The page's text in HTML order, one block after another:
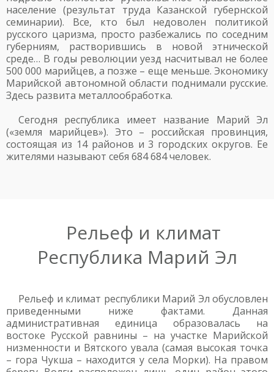
население (результат труда Казанской губернской
семинарии). Все, кто был недоволен политикой
русского царизма, просто разбежались по соседним
губерниям, растворившись в новой этнической
среде… В годы революции уезд насчитывал не более
500 000 марийцев, а позже – еще меньше. Экономику
Марийской автономной области поднимали русские.
Здесь развита металлообработка.
Сегодня республика имеет название Марий Эл
(«земля марийцев»). Это – российская провинция,
состоящая из 14 районов и 3 городских округов. Ее
жителями называют себя 684 684 человек.
Рельеф и климат
Республика Марий Эл
Рельеф и климат республики Марий Эл обусловлен
приведенными ниже фактами. Данная
административная единица образовалась на
востоке Русской равнины – на участке Марийской
низменности и Вятского увала (самая высокая точка
– гора Чукша – находится у села Морки). На правом